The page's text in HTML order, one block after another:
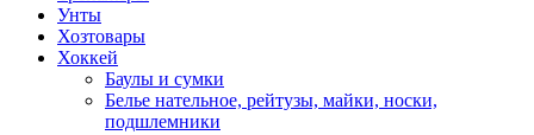
Унты
Хозтовары
Хоккей
Баулы и сумки
Белье нательное, рейтузы, майки, носки,
подшлемники